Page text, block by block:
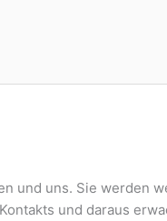
und uns. Sie werden
und daraus